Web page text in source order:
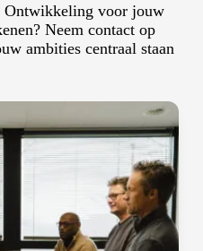
Ontwikkeling voor jouw
Neem contactop
ambities centraal staan